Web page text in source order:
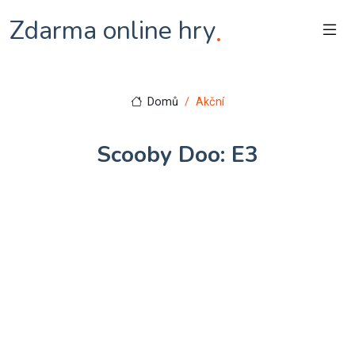
Zdarma online hry.
Domů Akční
Scooby Doo: E3